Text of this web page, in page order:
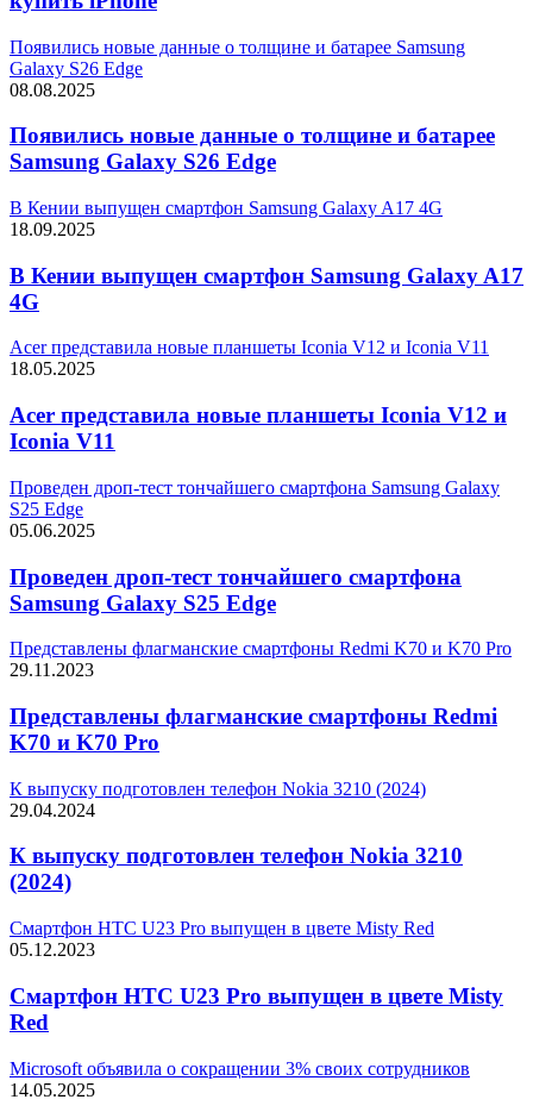
Появились новые данные о толщине и батарее Samsung
Galaxy S26 Edge
08.08.2025
Появились новые данные о толщине и батарее
Samsung Galaxy S26 Edge
В Кении выпущен смартфон Samsung Galaxy A17 4G
18.09.2025
В Кении выпущен смартфон Samsung Galaxy A17
4G
Acer представила новые планшеты Iconia V12 и Iconia V11
18.05.2025
Acer представила новые планшеты Iconia V12 и
Iconia V11
Проведен дроп-тест тончайшего смартфона Samsung Galaxy
S25 Edge
05.06.2025
Проведен дроп-тест тончайшего смартфона
Samsung Galaxy S25 Edge
Представлены флагманские смартфоны Redmi K70 и K70 Pro
29.11.2023
Представлены флагманские смартфоны Redmi
K70 и K70 Pro
К выпуску подготовлен телефон Nokia 3210 (2024)
29.04.2024
К выпуску подготовлен телефон Nokia 3210
(2024)
Смартфон HTC U23 Pro выпущен в цвете Misty Red
05.12.2023
Смартфон HTC U23 Pro выпущен в цвете Misty
Red
Microsoft объявила о сокращении 3% своих сотрудников
14.05.2025